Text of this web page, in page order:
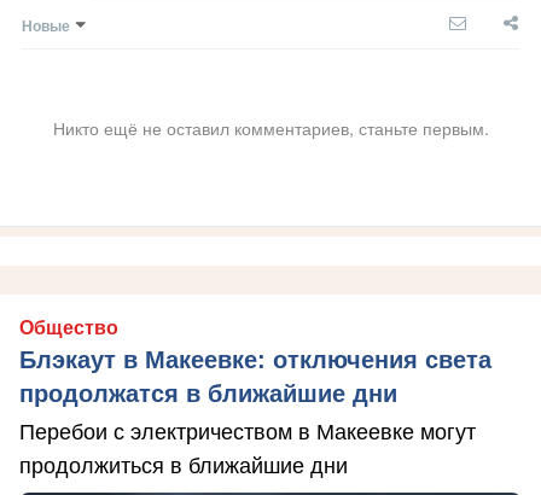
Новые
Никто ещё не оставил комментариев, станьте первым.
Общество
Блэкаут в Макеевке: отключения света
продолжатся в ближайшие дни
Перебои с электричеством в Макеевке могут
продолжиться в ближайшие дни